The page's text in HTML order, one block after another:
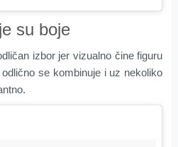
su boje
izbor jer vizualno čine figuru
se kombinuje i uz nekoliko